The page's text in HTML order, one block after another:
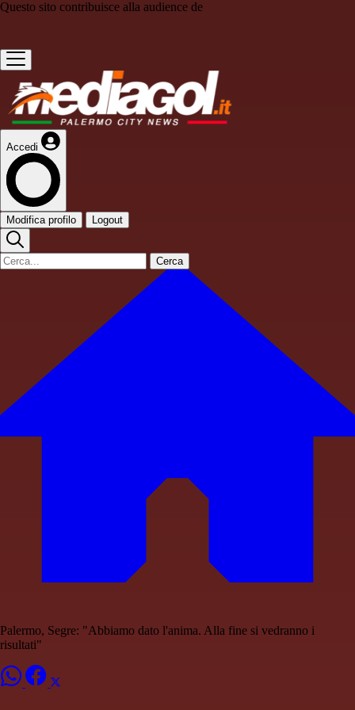
Questo sito contribuisce alla audience de
Accedi
Modifica profilo Logout
Cerca
Palermo, Segre: "Abbiamo dato l'anima. Alla fine si vedranno i
risultati"